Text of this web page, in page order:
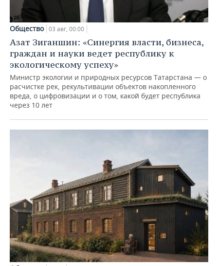
Общество 03 авг, 00:00
Азат Зиганшин: «Синергия власти, бизнеса,
граждан и науки ведет республику к
экологическому успеху»
Министр экологии и природных ресурсов Татарстана — о
расчистке рек, рекультивации объектов накопленного
вреда, о цифровизации и о том, какой будет республика
через 10 лет